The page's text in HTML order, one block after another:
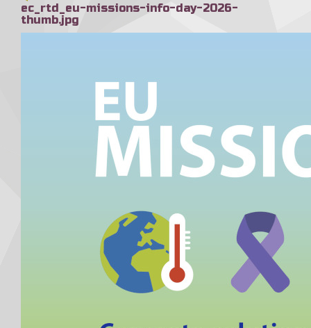
ec_rtd_eu-missions-info-day-2026-
thumb.jpg